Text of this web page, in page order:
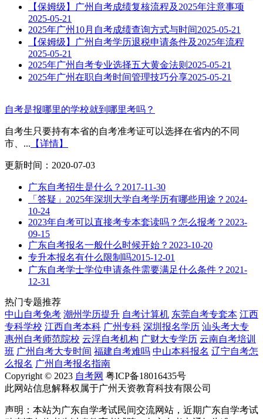
【保姆级】广州自考成绩复核流程及2025年注意事项
2025-05-21
2025年广州10月自考成绩查询方式与时间2025-05-21
【保姆级】广州自考学历退税申请条件及2025年流程
2025-05-21
2025年广州自考专业选择五大黄金法则 2025-05-21
2025年广州在职自考时间管理技巧分享2025-05-21
自考是报哪里的学校就到哪里考吗？
自考生只要持有本省的自考准考证可以选择在省内的不同
市、... 【详情】
更新时间：2020-07-03
广东自考招生是什么？ 2017-11-30
「答疑」2025年深圳大学自考学历有哪些用途？ 2024-
10-24
2023年自考可以直接考专本套读吗？怎么报考？ 2023-
09-15
广东自考报名一般什么时候开始？ 2023-10-20
专升本报名有什么限制吗2015-12-01
广东自考学士学位申请条件需要满足什么条件？ 2021-
12-31
热门专题推荐
中山自考免考 潮州学历提升 自考计算机 东莞自考专套本 江西
专科学校 江西自考本科 广州专科 深圳报名学历 汕头考大专
惠州自考师范院校 云浮自考机构 广财大专学历 云南自考培训
班 广州自考大专时间 福建自考难吗 中山本科报名 辽宁自考怎
么报名 广州自考报名指南
Copyright © 2023 自考网 粤ICP备18016435号
此网站信息解释权属于广州天资教育科技有限公司
声明：本站为广东自学考试民间交流网站，近期广东自学考试